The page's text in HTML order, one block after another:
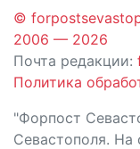
©
2006 — 2026
Почта редакции:
Политика
"Форпост
Севастополя. На